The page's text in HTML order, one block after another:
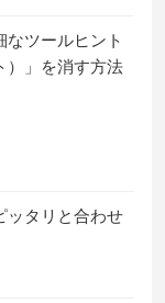
なツールヒント
）」を消す方法
ッタリと合わせ